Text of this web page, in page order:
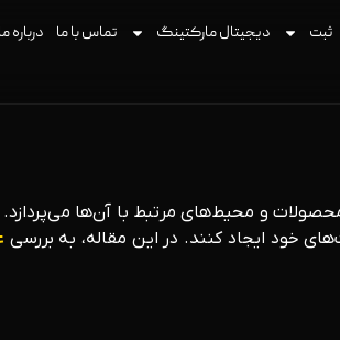
ثبت دیجیتال مارکتینگ تماس با ما
درباره ما
و محیط‌های مرتبط با آن‌ها
خود ایجاد کنند. در این مقاله، به بررسی